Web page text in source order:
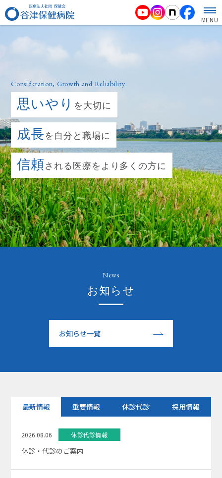
MENU
Consideration, Growth and Reliability
思いやり を大切に
成長 を自分と職場に
信頼 される医療をより多くの方に
News
お知らせ
お知らせ一覧
最新情報 重要情報 休診代診 採用情報
2026.08.06 休診代診情報
休診・代診のご案内